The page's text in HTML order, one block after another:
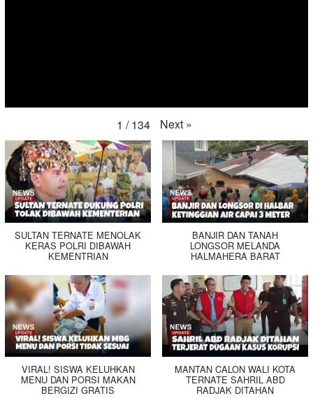
1 / 134 Next »
SULTAN TERNATE MENOLAK
KERAS POLRI DIBAWAH
KEMENTRIAN
BANJIR DAN TANAH
LONGSOR MELANDA
HALMAHERA BARAT
VIRAL! SISWA KELUHKAN
MENU DAN PORSI MAKAN
BERGIZI GRATIS
MANTAN CALON WALI KOTA
TERNATE SAHRIL ABD
RADJAK DITAHAN